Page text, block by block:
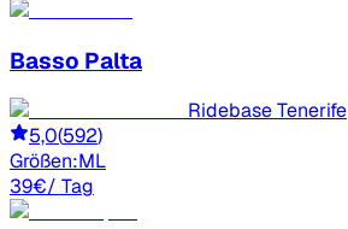
Basso Palta
Ridebase Tenerife
5,0(592)
Größen:ML
39€/ Tag